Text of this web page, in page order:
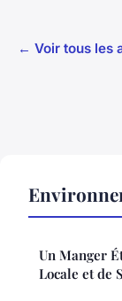
← Voir tous les
Un Manger
Locale et de